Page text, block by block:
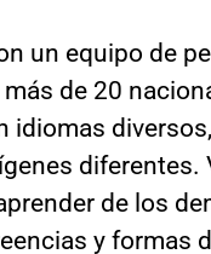
un equipo de
de 20
idiomas
diferentes.
de los
y formas